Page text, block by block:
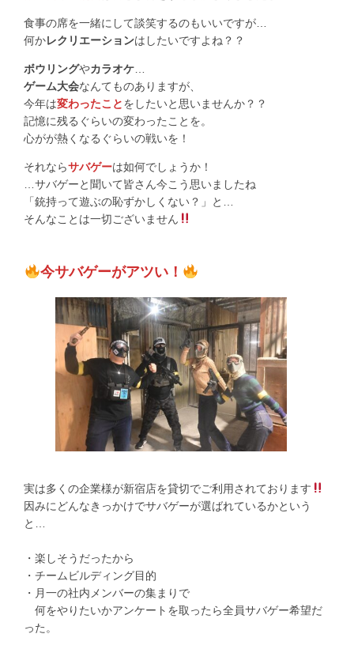
食事の席を一緒にして談笑するのもいいですが…
何かレクリエーションはしたいですよね？？
ボウリングやカラオケ
ゲーム大会なんてものありますが、
今年は変わったことをしたいと思いませんか？？
記憶に残るぐらいの変わったことを。
心がが熱くなるぐらいの戦いを！
それならサバゲーは如何でしょうか！
…サバゲーと聞いて皆さん今こう思いましたね
「銃持って遊ぶの恥ずかしくない？」と…
そんなことは一切ございません
今サバゲーがアツい！
実は多くの企業様が新宿店を貸切でご利用されております
因みにどんなきっかけでサバゲーが選ばれているかという
と…
・楽しそうだったから
・チームビルディング目的
・月一の社内メンバーの集まりで
何をやりたいかアンケートを取ったら全員サバゲー希望だ
った。